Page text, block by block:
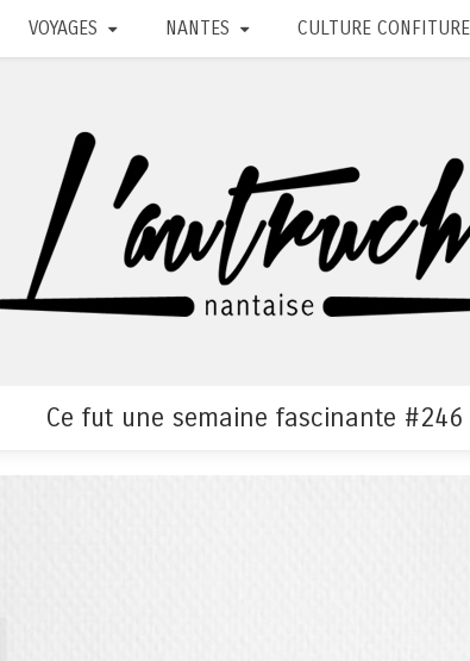
VOYAGES NANTES CULTURE CONFITURE
Ce fut une semaine fascinante #246